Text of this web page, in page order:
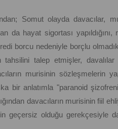
Somut olayda davacılar,
da hayat sigortası
borcu nedeniyle borçlu
talep etmişler, davalılar
murisinin sözleşmelerin
bir anlatımla "paranoid
davacıların murisinin fiil
geçersiz olduğu gerekçesiyle